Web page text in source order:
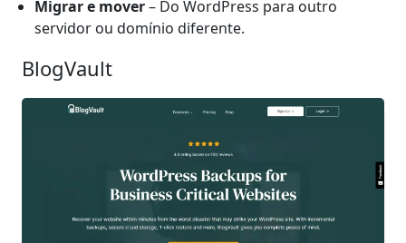
Migrar e mover– Do WordPress para outro
servidor ou domínio diferente.
BlogVault